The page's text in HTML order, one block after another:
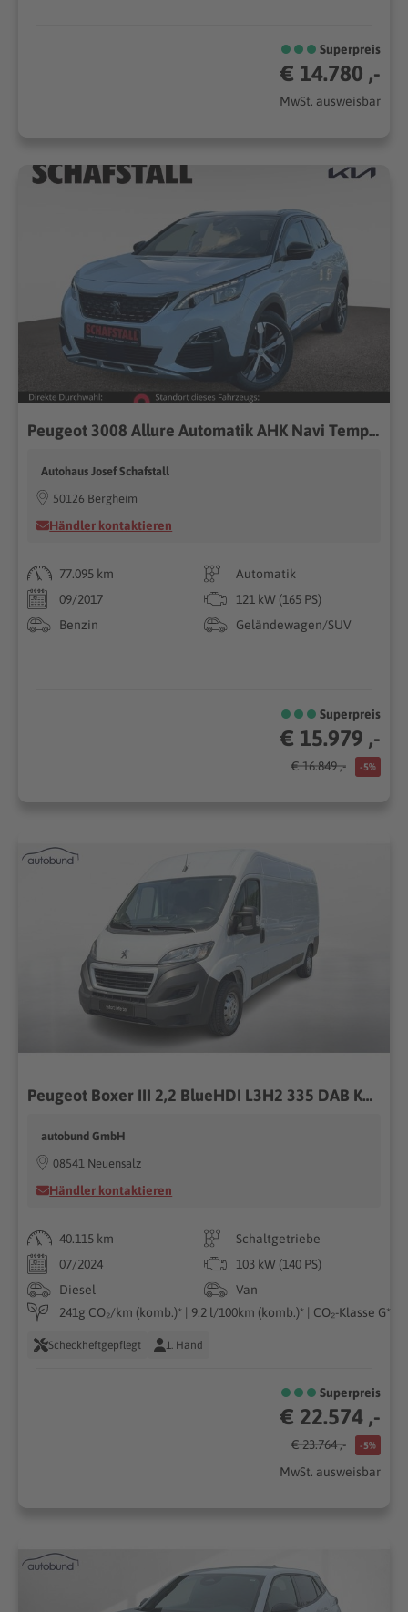
Superpreis
€ 14.780 ,-
MwSt. ausweisbar
Peugeot 3008 Allure Automatik AHK Navi Tempomat E Sitz Memory PDC
Autohaus Josef Schafstall
50126 Bergheim
Händler kontaktieren
77.095 km
Automatik
09/2017
121 kW (165 PS)
Benzin
Geländewagen/SUV
Superpreis
€ 15.979 ,-
€ 16.849 ,- -5%
Peugeot Boxer III 2,2 BlueHDI L3H2 335 DAB KA Link NAV PDC RFK Tem TWA TW 1ST
autobund GmbH
08541 Neuensalz
Händler kontaktieren
40.115 km
Schaltgetriebe
07/2024
103 kW (140 PS)
Diesel
Van
241g CO₂/km (komb.)* | 9.2 l/100km (komb.)* | CO₂-Klasse G*
Scheckheftgepflegt 1. Hand
Superpreis
€ 22.574 ,-
€ 23.764 ,- -5%
MwSt. ausweisbar